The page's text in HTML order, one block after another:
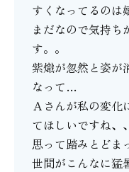
すくなってるのは
まだなので気持ち
す。。
紫熾が忽然と姿が
なって…
Ａさんが私の変化
てほしいですね、
思って踏みとど
世間がこんなに猛